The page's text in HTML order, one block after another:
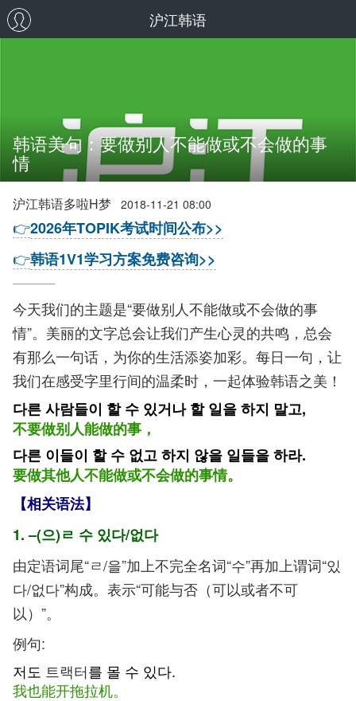
沪江韩语
韩语美句：要做别人不能做或不会做的事
情
沪江韩语多啦H梦 2018-11-21 08:00
👉2026年TOPIK考试时间公布>>
👉韩语1V1学习方案免费咨询>>
今天我们的主题是“要做别人不能做或不会做的事
情”。美丽的文字总会让我们产生心灵的共鸣，总会
有那么一句话，为你的生活添姿加彩。每日一句，让
我们在感受字里行间的温柔时，一起体验韩语之美！
다른 사람들이 할 수 있거나 할 일을 하지 말고,
不要做别人能做的事，
다른 이들이 할 수 없고 하지 않을 일들을 하라.
要做其他人不能做或不会做的事情。
【相关语法】
1.–(으)ㄹ 수 있다/없다
由定语词尾“ㄹ/을”加上不完全名词“수”再加上谓词“있
다/없다”构成。表示“可能与否（可以或者不可
以）”。
例句:
저도 트랙터를 몰 수 있다.
我也能开拖拉机。